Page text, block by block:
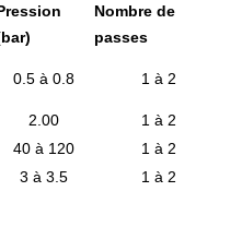
Nombre de
passes
0.5 à 0.8 1 à 2
2.00
1 à 2
40 à 120
1 à 2
3 à 3.5 1 à 2